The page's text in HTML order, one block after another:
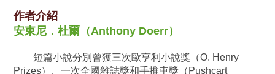
作者介紹
安東尼．杜爾（Anthony Doerr）
短篇小說分別曾獲三次歐亨利小說獎（O. Henry
Prizes）、一次全國雜誌獎和手推車獎（Pushcart